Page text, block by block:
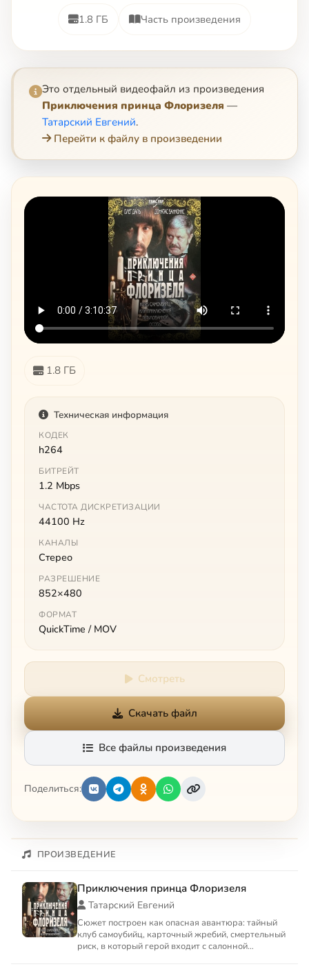
1.8 ГБ Часть произведения
Это отдельный видеофайл из произведения
Приключения принца Флоризеля —
Татарский Евгений.
Перейти к файлу в произведении
1.8 ГБ
Техническая информация
КОДЕК
h264
БИТРЕЙТ
1.2 Mbps
ЧАСТОТА ДИСКРЕТИЗАЦИИ
44100 Hz
КАНАЛЫ
Стерео
РАЗРЕШЕНИЕ
852×480
ФОРМАТ
QuickTime / MOV
Смотреть
Скачать файл
Все файлы произведения
Поделиться:
ПРОИЗВЕДЕНИЕ
Приключения принца Флоризеля
Татарский Евгений
Сюжет построен как опасная авантюра: тайный
клуб самоубийц, карточный жребий, смертельный
риск, в который герой входит с салонной